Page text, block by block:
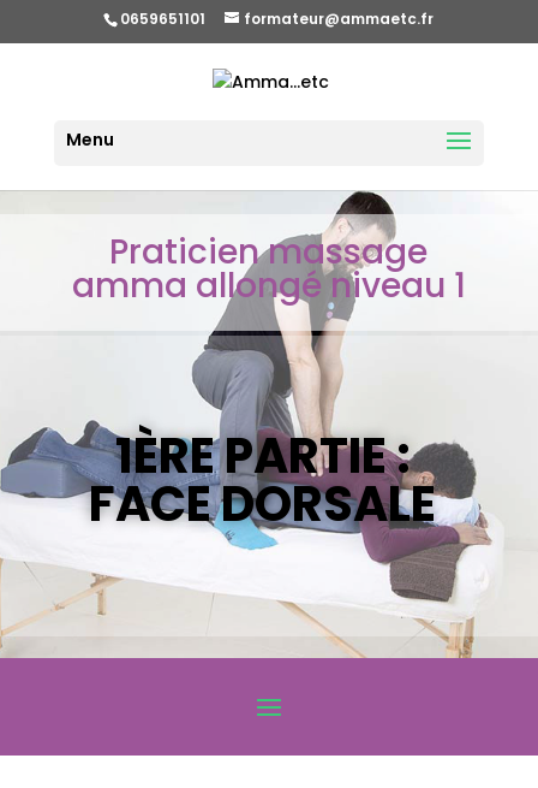
0659651101 formateur@ammaetc.fr
Praticien massage
amma allongé niveau 1
1ÈRE PARTIE :
FACE DORSALE